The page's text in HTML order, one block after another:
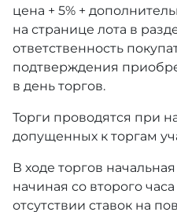
цена + 5% +
на странице лота в
ответственность
подтверждения
в день торгов.
Торги проводятся при
допущенных к торгам
В ходе торгов
начиная со второго
отсутствии ставок на